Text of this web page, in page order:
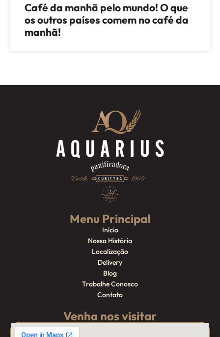
Café da manhã pelo mundo! O que
os outros países comem no café da
manhã!
Menu Principal
Início
Nossa História
Localização
Delivery
Blog
Trabalhe Conosco
Contato
Venha nos visitar